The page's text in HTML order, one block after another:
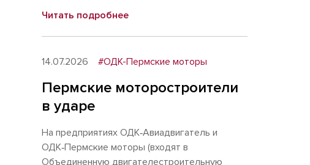
Читать подробнее
14.07.2026 #ОДК-Пермские моторы
Пермские моторостроители
в ударе
На предприятиях ОДК‑Авиадвигатель и
ОДК‑Пермские моторы (входят в
Объединенную двигателестроительную